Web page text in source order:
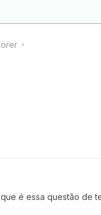
é essa questão de